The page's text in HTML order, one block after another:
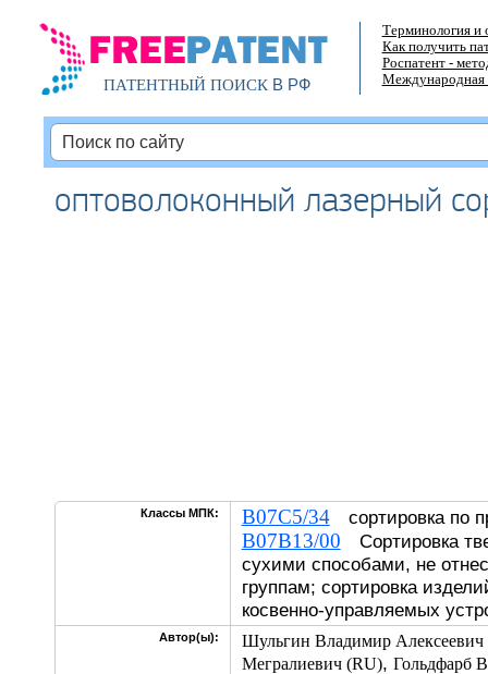
ПАТЕНТНЫЙ ПОИСКВ РФ
Терминология и
Как получить
Роспатент -
Международная
оптоволоконный лазерный
Классы МПК: B07C5/34сортировка по
B07B13/00 Сортировка
сухими способами, не
группам; сортировка
косвенно-управляемых
Автор(ы):
Шульгин Владимир Алексеевич
Мегралиевич (RU), Гольдфарб